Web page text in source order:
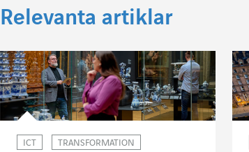
Relevanta artiklar
ICT TRANSFORMATION